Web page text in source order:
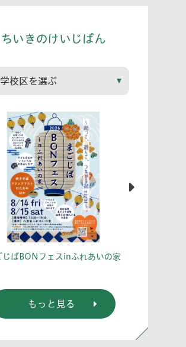
ちいきのけいじばん
じばBONフェスinふれあいの家
もっと見る